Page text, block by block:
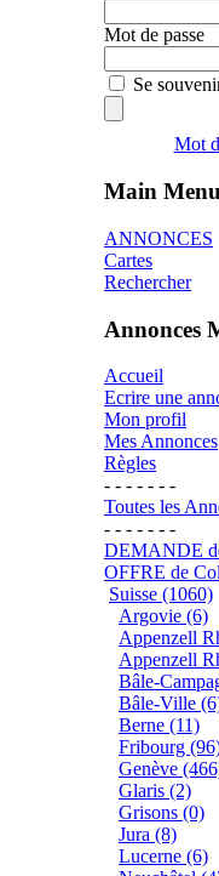
Mot de passe
Se
Mot
Main Menu
ANNONCES
Cartes
Rechercher
Annonces
Accueil
Ecrire une
Mon profil
Mes Annonces
Règles
- - - - - - -
Toutes les
- - - - - - -
DEMANDE
OFFRE de
Suisse (1060)
Argovie (6)
Appenzell
Appenzell
Bâle-
Bâle-Ville
Berne (11)
Fribourg
Genève
Glaris (2)
Grisons (0)
Jura (8)
Lucerne (6)